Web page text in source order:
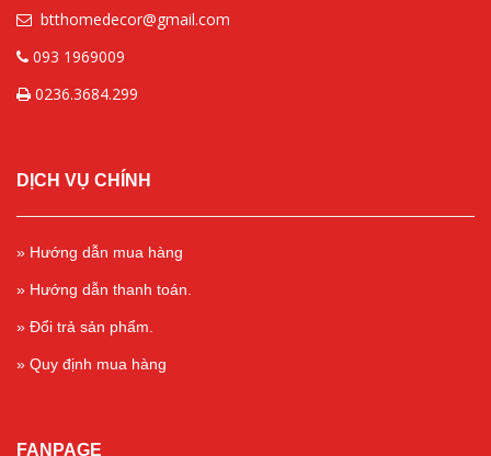
btthomedecor@gmail.com
093 1969009
0236.3684.299
DỊCH VỤ CHÍNH
» Hướng dẫn mua hàng
» Hướng dẫn thanh toán.
» Đổi trả sản phẩm.
» Quy định mua hàng
FANPAGE